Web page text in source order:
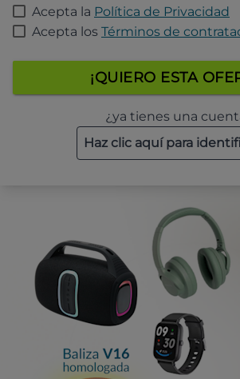
Acepta la Política de Privacidad
Acepta los Términos de
¡QUIERO ESTA
¿ya tienes una
Haz clic aquí para